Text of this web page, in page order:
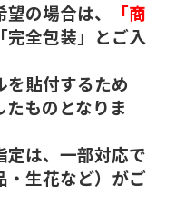
の場合は、
「商
完全包装」とご入
を貼付するため
ものとなりま
は、一部対応で
・生花など）がご